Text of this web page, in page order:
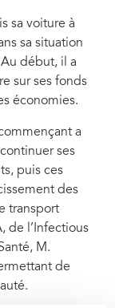
sa voiture à
sa situation
début, il a
sur ses fonds
économies.
a
ses
puis ces
des
transport
de l’Infectious
M.
de